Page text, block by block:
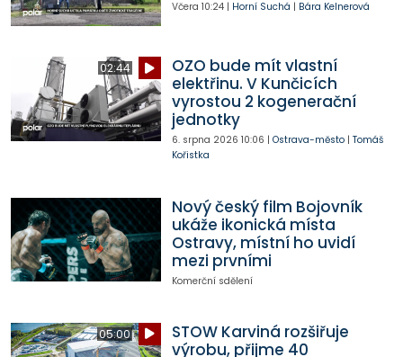
Včera 10:24| Horní Suchá | Bára Kelnerová
02:44
OZO bude mít vlastní
elektřinu. V Kunčicích
vyrostou 2 kogenerační
jednotky
6. srpna 2026 10:06 | Ostrava-město| Tomáš
Kořistka
Nový český film Bojovník
ukáže ikonická místa
Ostravy, místní ho uvidí
mezi prvními
Komerční sdělení
05:00
STOW Karviná rozšiřuje
výrobu, přijme 40